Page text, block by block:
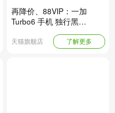
再降价、88VIP：一加
Turbo6 手机 独行黑
天猫旗舰店 了解更多